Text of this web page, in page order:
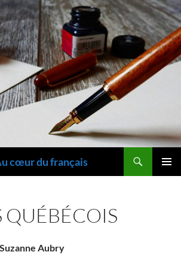
cœur du français
QUÉBÉCOIS
Aubry